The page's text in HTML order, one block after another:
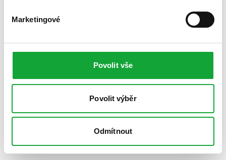
Marketingové
Povolit vše
Povolit výběr
Odmítnout